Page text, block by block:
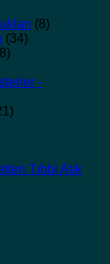
(8)
(34)
-
Tıbbi Atık